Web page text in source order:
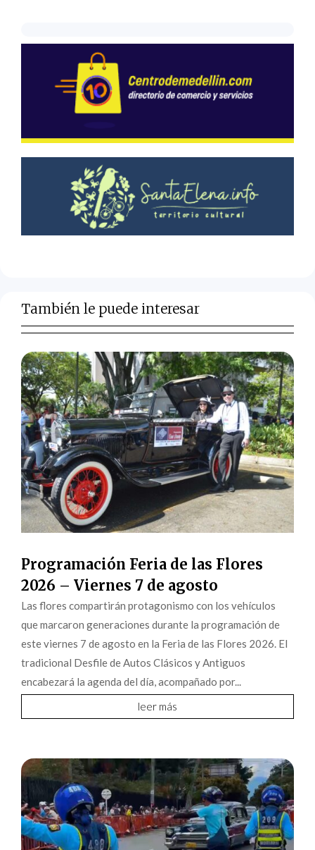
También le puede interesar
Programación Feria de las Flores
2026 – Viernes 7 de agosto
Las flores compartirán protagonismo con los vehículos
que marcaron generaciones durante la programación de
este viernes 7 de agosto en la Feria de las Flores 2026. El
tradicional Desfile de Autos Clásicos y Antiguos
encabezará la agenda del día, acompañado por...
leer más